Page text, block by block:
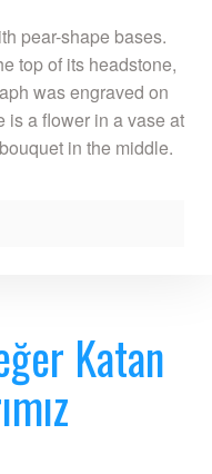
pear-shape bases.
top of its headstone,
was engraved on
is a flower in a vase at
in the middle.
Katan